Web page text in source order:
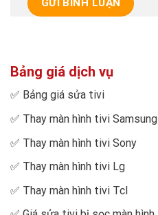
Bảng giá dịch vụ
✅ Bảng giá sửa tivi
✅ Thay màn hình tivi Samsung
✅ Thay màn hình tivi Sony
✅ Thay màn hình tivi Lg
✅ Thay màn hình tivi Tcl